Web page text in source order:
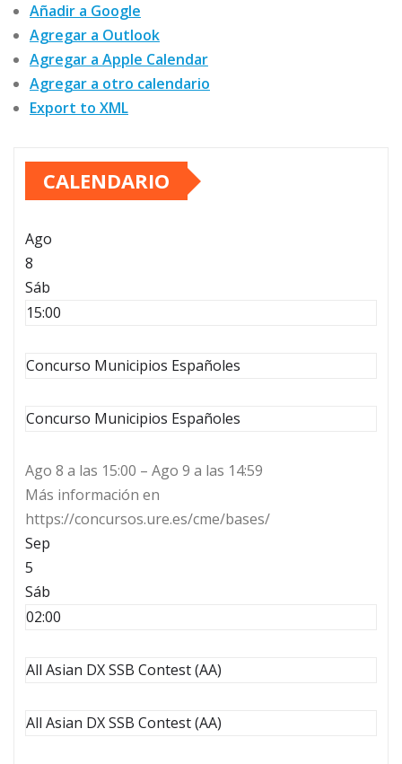
Añadir a Google
Agregar a Outlook
Agregar a Apple Calendar
Agregar a otro calendario
Export to XML
CALENDARIO
Ago
8
Sáb
15:00
Concurso Municipios Españoles
Concurso Municipios Españoles
Ago 8 a las 15:00 – Ago 9 a las 14:59
Más información en
https://concursos.ure.es/cme/bases/
Sep
5
Sáb
02:00
All Asian DX SSB Contest (AA)
All Asian DX SSB Contest (AA)